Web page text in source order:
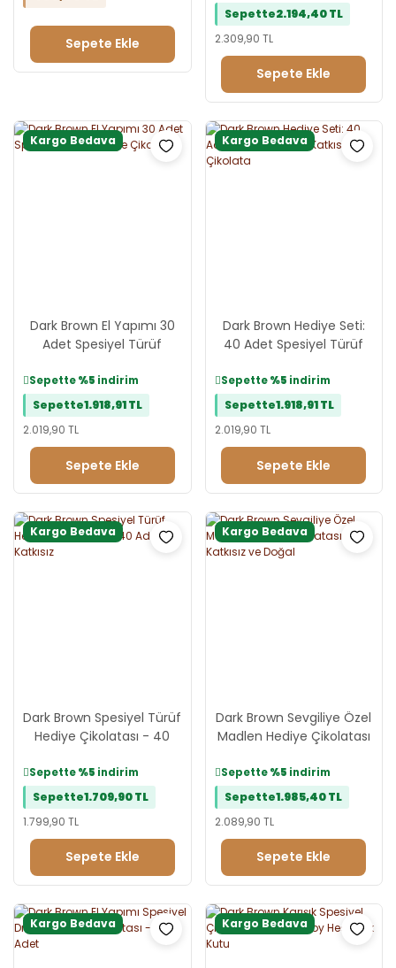
Sepete Ekle
Sepette2.194,40 TL
2.309,90 TL
Sepete Ekle
Kargo Bedava
Dark Brown El Yapımı 30
Adet Spesiyel Türüf
Sepette%5 indirim
Sepette1.918,91 TL
2.019,90 TL
Sepete Ekle
Kargo Bedava
Dark Brown Hediye Seti:
40 Adet Spesiyel Türüf
Sepette%5 indirim
Sepette1.918,91 TL
2.019,90 TL
Sepete Ekle
Kargo Bedava
Dark Brown Spesiyel Türüf
Hediye Çikolatası - 40
Sepette%5 indirim
Sepette1.709,90 TL
1.799,90 TL
Sepete Ekle
Kargo Bedava
Dark Brown Sevgiliye Özel
Madlen Hediye Çikolatası
Sepette%5 indirim
Sepette1.985,40 TL
2.089,90 TL
Sepete Ekle
Kargo Bedava Kargo Bedava
Tebrik Reyonu
Doğum Günü Reyonu
Evlilik Teklifi Reyonu